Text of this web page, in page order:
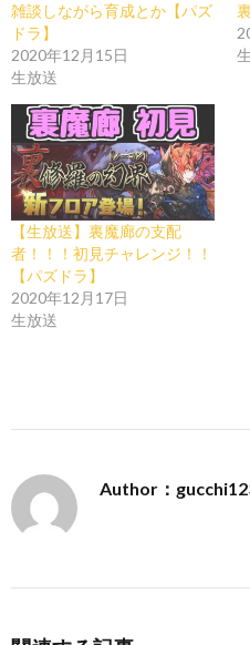
雑談しながら育成とか【パズ
ドラ】
2020年12月15日
生放送
【生放送】裏魔廊の支配
者！！！初見チャレンジ！！
【パズドラ】
2020年12月17日
生放送
Author：